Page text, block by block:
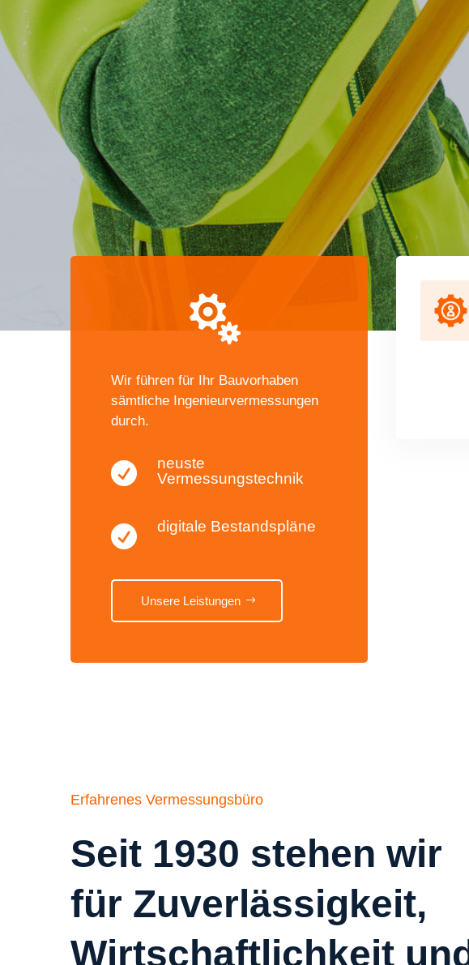

Wir führen für Ihr Bauvorhaben
sämtliche Ingenieurvermessungen
durch.

neuste
Vermessungstechnik
 digitale Bestandspläne
Unsere Leistungen
Erfahrenes Vermessungsbüro
Seit 1930 stehen wir
für Zuverlässigkeit,
Wirtschaftlichkeit und